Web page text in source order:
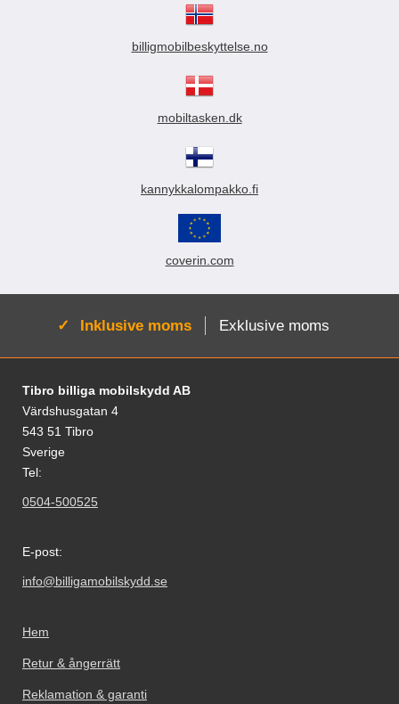
billigmobilbeskyttelse.no
mobiltasken.dk
kannykkalompakko.fi
coverin.com
Aktiv:
Inklusive moms Exklusive moms
Sidfot Blandad info och länkar
Tibro billiga mobilskydd AB
Värdshusgatan 4
543 51 Tibro
Sverige
Tel:
0504-500525
E-post:
info@billigamobilskydd.se
Hem
Retur & ångerrätt
Reklamation & garanti